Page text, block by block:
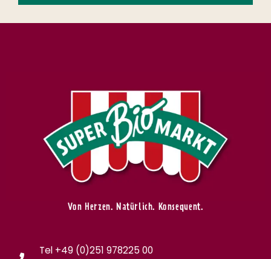
Von Herzen. Natürlich. Konsequent.
Tel +49 (0)251 978225 00